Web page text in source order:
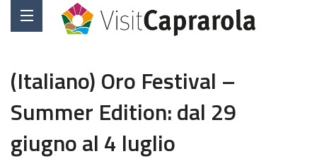
(Italiano) Oro Festival –
Summer Edition: dal 29
giugno al 4 luglio